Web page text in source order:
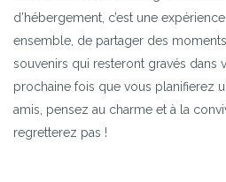
d’hébergement, c’est une
ensemble, de partager des
souvenirs qui resteront gravés dans
prochaine fois que vous planifierez
amis, pensez au charme et à la
regretterez pas !